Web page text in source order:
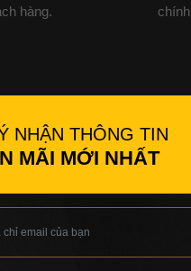
hàng.
NHẬN THÔNG TIN
MÃI MỚI NHẤT